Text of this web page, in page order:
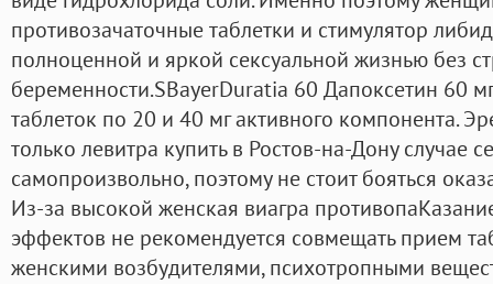
противозачаточные таблетки и стимулятор
полноценной и яркой сексуальной жизнью без
беременности.SBayerDuratia 60 Дапоксетин 60
таблеток по 20 и 40 мг активного компонента.
только левитра купить в Ростов-на-Дону случае
самопроизвольно, поэтому не стоит бояться
Из-за высокой женская виагра
эффектов не рекомендуется совмещать прием
женскими возбудителями, психотропными